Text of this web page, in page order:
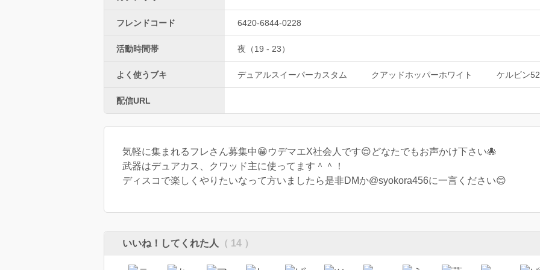
フレンドコード 6420-6844-0228
活動時間帯 夜（19 - 23）
よく使うブキ デュアルスイーパーカスタム クアッドホッパーホワイト ケルビン
配信URL
気軽に集まれるフレさん募集中😁ウデマエX社会人です😌どなたでもお声かけ下さい🐙
武器はデュアカス、クワッド主に使ってます＾＾！
ディスコで楽しくやりたいなって方いましたら是非DMか@syokora456に一言ください😊
いいね！してくれた人 （ 14 ）